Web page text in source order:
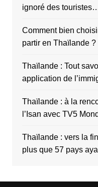
ignoré des
Comment bien
partir en Thaïlande ?
Thaïlande : Tout
application de
Thaïlande : à la
l’Isan avec TV5
Thaïlande : vers la
plus que 57 pays